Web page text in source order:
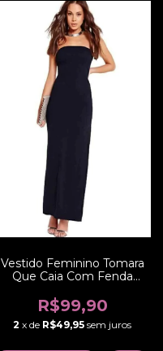
Vestido Feminino Tomara
Que Caia Com Fenda
R$99,90
2 x de R$49,95 sem juros